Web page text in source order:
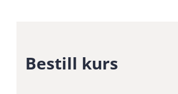
Bestill kurs